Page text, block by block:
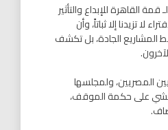
القاهرة للإبداع والتأثير
لا تزيدنا إلا ثباتاً، وأن
المشاريع الجادة، بل تكشف
المصريين، ولمجلسها
على حكمة الموقف،